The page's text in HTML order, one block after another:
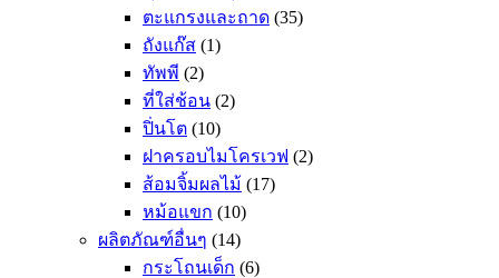
ตะแกรงและถาด (35)
ถังแก๊ส (1)
ทัพพี (2)
ที่ใส่ช้อน (2)
ปิ่นโต (10)
ฝาครอบไมโครเวฟ (2)
ส้อมจิ้มผลไม้ (17)
หม้อแขก (10)
ผลิตภัณฑ์อื่นๆ (14)
กระโถนเด็ก (6)